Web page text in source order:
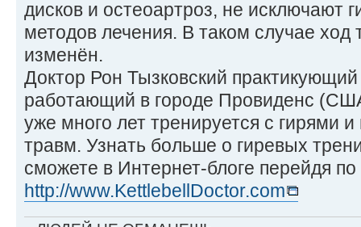
дисков и остеоартроз, не исключают
методов лечения. В таком случае ход
изменён.
Доктор Рон Тызковский
работающий в городе Провиденс
уже много лет тренируется с гирями
травм. Узнать больше о гиревых
сможете в Интернет-блоге перейдя
http://www.KettlebellDoctor.com